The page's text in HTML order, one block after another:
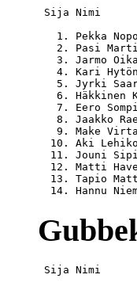
Sija Nimi
1. Pekka
2. Pasi
3. Jarmo
4. Kari
5. Jyrki
6. Häkkinen
7. Eero
8. Jaakko
9. Make
10. Aki
11. Jouni
12. Matti
13. Tapio
Sija Nimi